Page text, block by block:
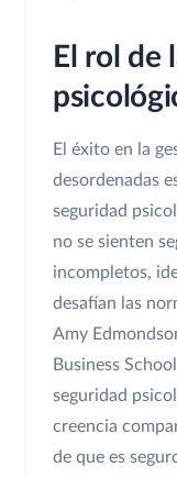
El rol de
El éxito en la
desordenadas
seguridad
no se sienten
incompletos,
desafían las
Amy
Business
seguridad
creencia
de que es